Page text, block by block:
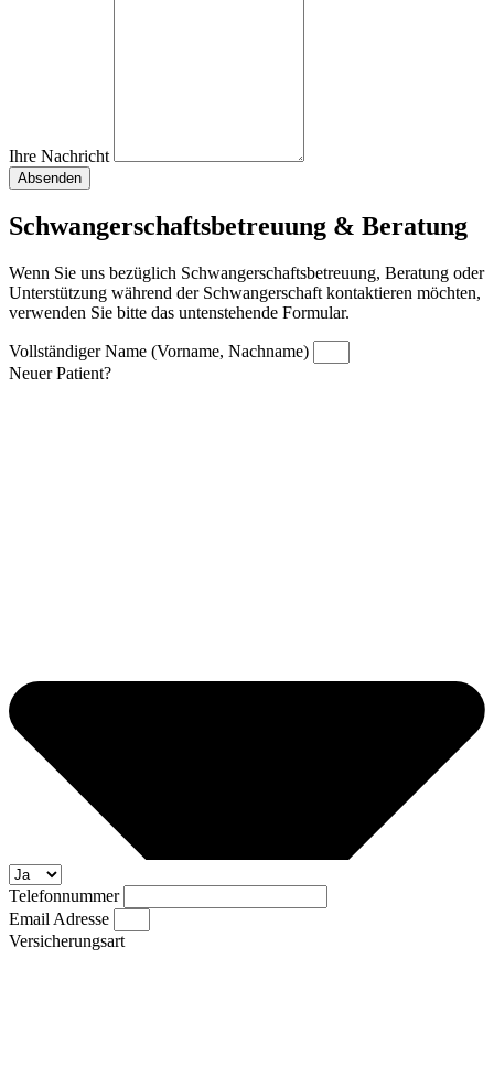
Ihre Nachricht
Absenden
Schwangerschaftsbetreuung & Beratung
Wenn Sie uns bezüglich Schwangerschaftsbetreuung, Beratung oder
Unterstützung während der Schwangerschaft kontaktieren möchten,
verwenden Sie bitte das untenstehende Formular.
Vollständiger Name (Vorname, Nachname)
Neuer Patient?
Telefonnummer
Email Adresse
Versicherungsart